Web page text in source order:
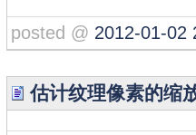
posted @ 2012-01-02
估计纹理像素的缩